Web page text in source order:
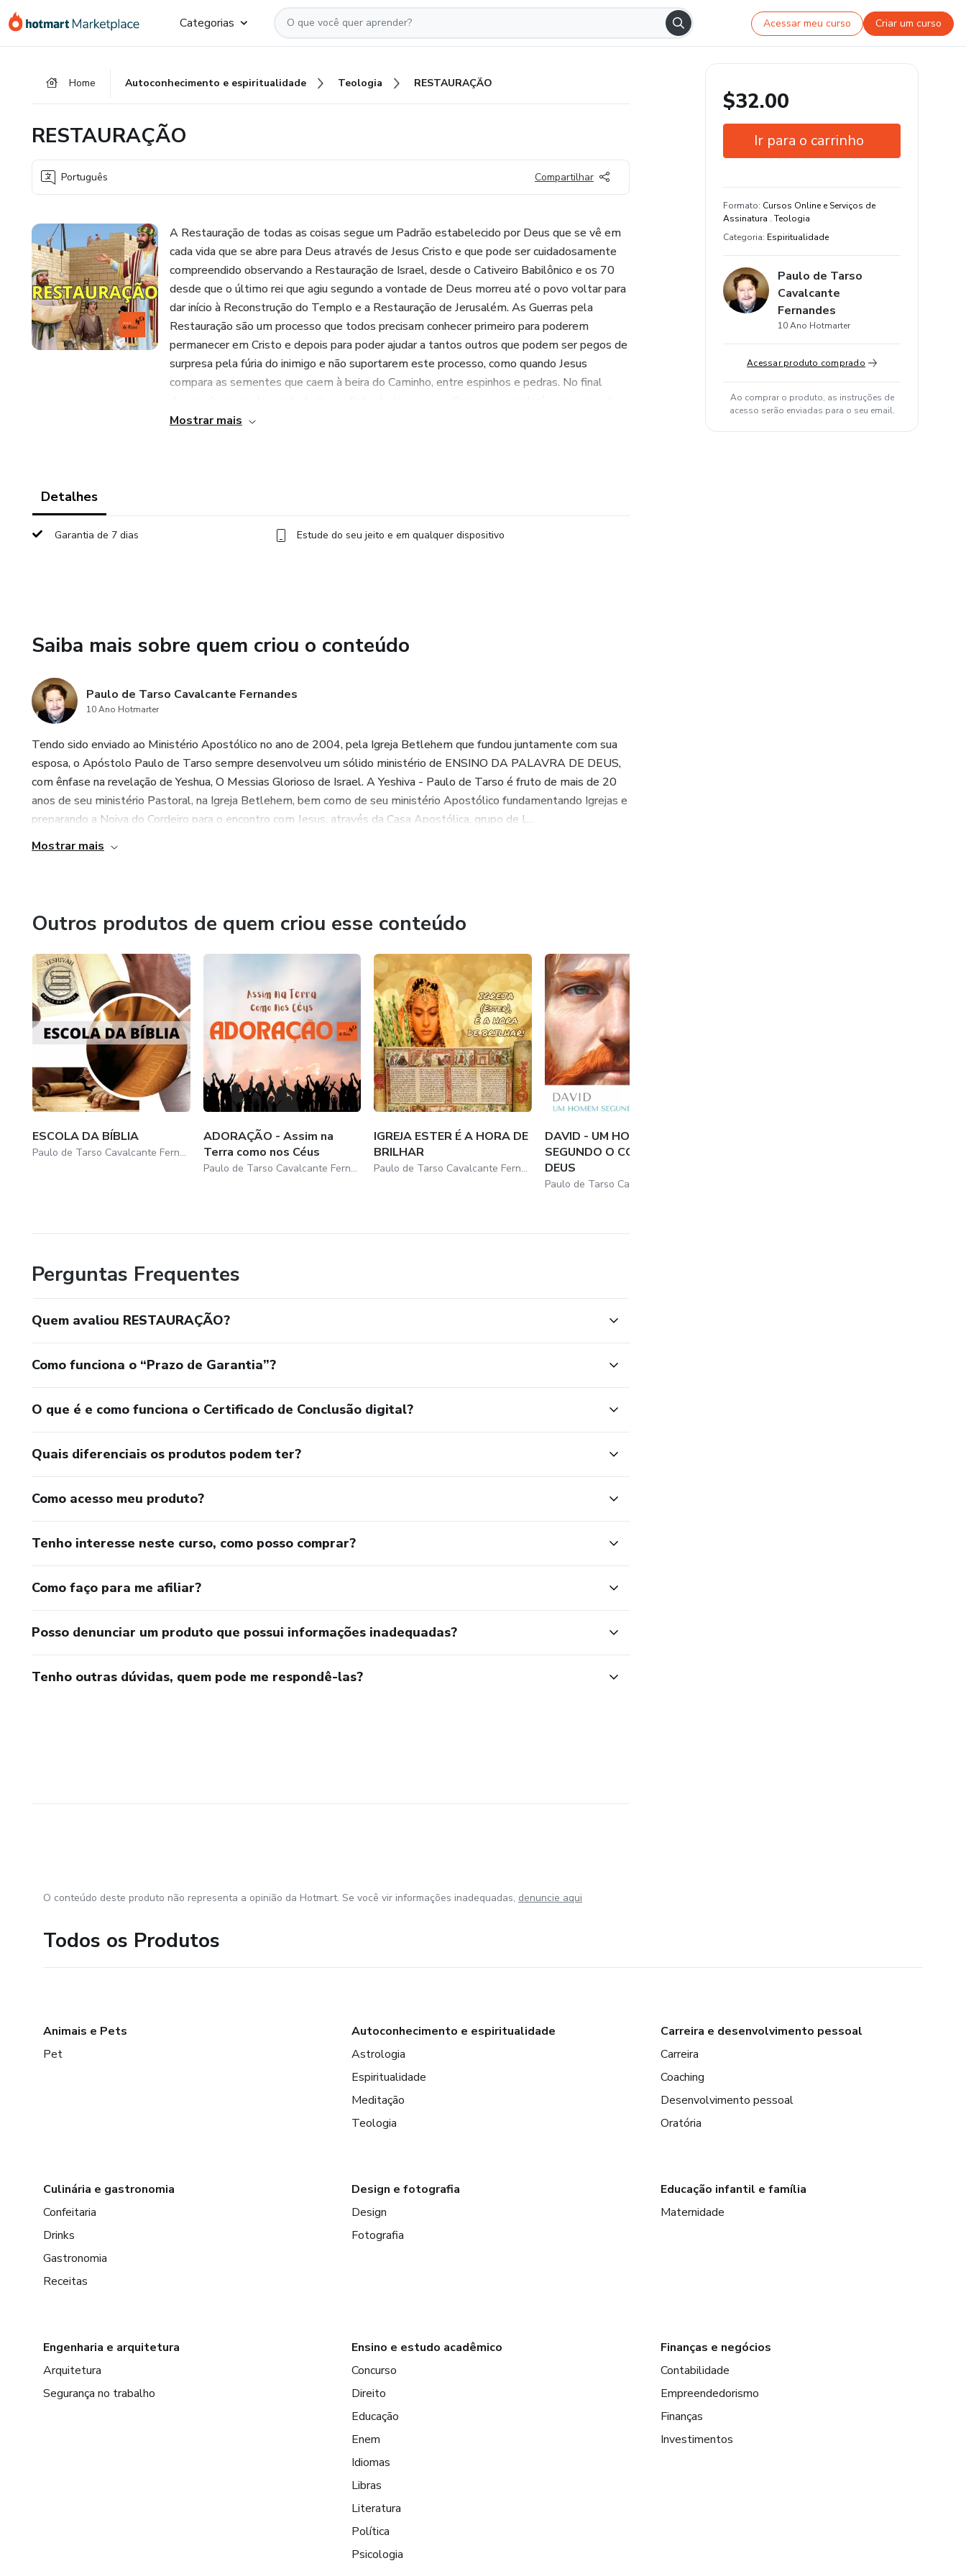
para
para
para
Categorias Acessar meu curso Criar um curso
Home Autoconhecimento e espiritualidade Teologia RESTAURAÇÃO
RESTAURAÇÃO
Português Compartilhar
A Restauração de todas as coisas segue um Padrão estabelecido por Deus que se vê em
cada vida que se abre para Deus através de Jesus Cristo e que pode ser cuidadosamente
compreendido observando a Restauração de Israel, desde o Cativeiro Babilônico e os 70
desde que o último rei que agiu segundo a vontade de Deus morreu até o povo voltar para
dar início à Reconstrução do Templo e a Restauração de Jerusalém. As Guerras pela
Restauração são um processo que todos precisam conhecer primeiro para poderem
permanecer em Cristo e depois para poder ajudar a tantos outros que podem ser pegos de
surpresa pela fúria do inimigo e não suportarem este processo, como quando Jesus
compara as sementes que caem à beira do Caminho, entre espinhos e pedras. No final
ser feito, sempre parece falta algo... O que é? Como não esquecer e não deixar pra lá a
Eleição e no Chamado de Deus para todos nós.
Mostrar mais
Detalhes
Garantia de 7 dias Estude do seu jeito e em qualquer dispositivo
Saiba mais sobre quem criou o conteúdo
Paulo de Tarso Cavalcante Fernandes
10 Ano Hotmarter
Tendo sido enviado ao Ministério Apostólico no ano de 2004, pela Igreja Betlehem que fundou juntamente com sua
esposa, o Apóstolo Paulo de Tarso sempre desenvolveu um sólido ministério de ENSINO DA PALAVRA DE DEUS,
com ênfase na revelação de Yeshua, O Messias Glorioso de Israel. A Yeshiva - Paulo de Tarso é fruto de mais de 20
anos de seu ministério Pastoral, na Igreja Betlehem, bem como de seu ministério Apostólico fundamentando Igrejas e
preparando a Noiva do Cordeiro para o encontro com Jesus, através da Casa Apostólica, grupo de L...
Mostrar mais
Outros produtos de quem criou esse conteúdo
ESCOLA DA BÍBLIA
Paulo de Tarso Cavalcante Fernandes
ADORAÇÃO - Assim na
Terra como nos Céus
Paulo de Tarso Cavalcante Fernandes
IGREJA ESTER É A HORA DE
BRILHAR
Paulo de Tarso Cavalcante Fernandes
DAVID - UM HOMEM
SEGUNDO O CORAÇÃO DE
DEUS
Perguntas Frequentes
Quem avaliou RESTAURAÇÃO?
Como funciona o “Prazo de Garantia”?
O que é e como funciona o Certificado de Conclusão digital?
Quais diferenciais os produtos podem ter?
Como acesso meu produto?
Tenho interesse neste curso, como posso comprar?
Como faço para me afiliar?
Posso denunciar um produto que possui informações inadequadas?
Tenho outras dúvidas, quem pode me respondê-las?
$32.00
Ir para o carrinho
Estude do seu jeito e em qualquer
dispositivo
Formato: Cursos Online e Serviços de
Assinatura . Teologia
Categoria: Espiritualidade
Paulo de Tarso
Cavalcante
Fernandes
10 Ano Hotmarter
Acessar produto comprado
Ao comprar o produto, as instruções de
acesso serão enviadas para o seu email.
O conteúdo deste produto não representa a opinião da Hotmart. Se você vir informações inadequadas, denuncie aqui
Todos os Produtos
Animais e Pets
Pet
Autoconhecimento e espiritualidade
Astrologia
Espiritualidade
Meditação
Teologia
Carreira e desenvolvimento pessoal
Carreira
Coaching
Desenvolvimento pessoal
Oratória
Culinária e gastronomia
Confeitaria
Drinks
Gastronomia
Receitas
Design e fotografia
Design
Fotografia
Educação infantil e família
Maternidade
Engenharia e arquitetura
Arquitetura
Segurança no trabalho
Ensino e estudo acadêmico
Concurso
Direito
Educação
Enem
Idiomas
Libras
Literatura
Política
Psicologia
Finanças e negócios
Contabilidade
Empreendedorismo
Finanças
Investimentos